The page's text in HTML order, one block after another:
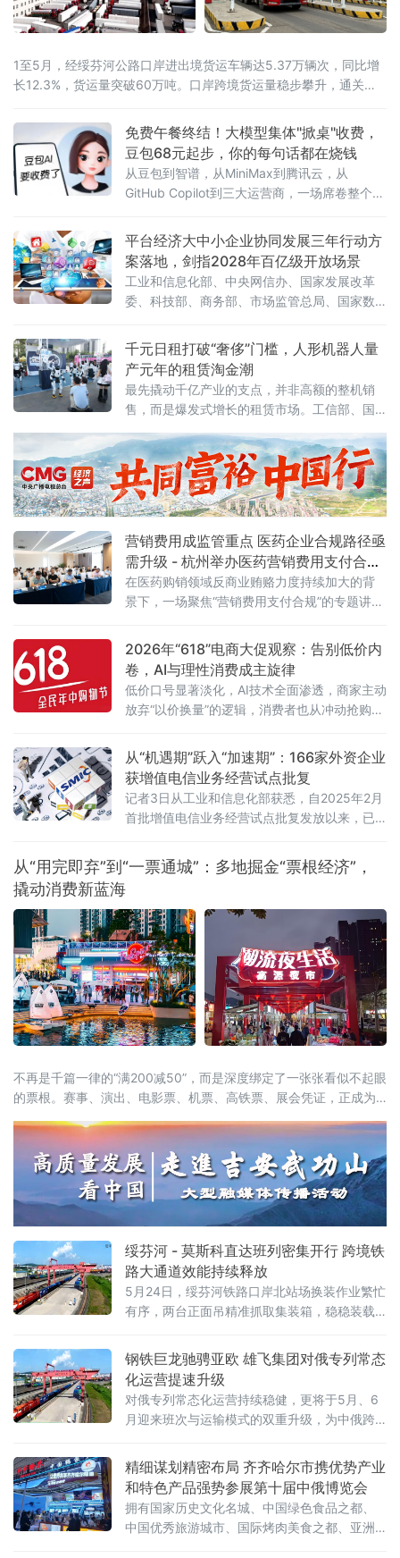
1至5月，经绥芬河公路口岸进出境货运车辆达5.37万辆次，同比增
长12.3%，货运量突破60万吨。口岸跨境货运量稳步攀升，通关车
免费午餐终结！大模型集体"掀桌"收费，
豆包68元起步，你的每句话都在烧钱
从豆包到智谱，从MiniMax到腾讯云，从
GitHub Copilot到三大运营商，一场席卷整个AI
时代"最后的残垣。《人民日报》今日刊发读者
点题文章，直指核心之问：大模型收费，合理
吗？答案藏在一组令人咋舌的数字里。一、账
单爆发：日均140万亿
平台经济大中小企业协同发展三年行动方
案落地，剑指2028年百亿级开放场景
工业和信息化部、中央网信办、国家发展改革
委、科技部、商务部、市场监管总局、国家数
业协同发展行动方案（2026—2028年）》（工
信部联信管〔2026〕119号），以系统性制度
设计打通大中小企业融通堵点，为平台经济转
型升级按下"加速键"。关键数据亮眼：三批清
单、百个试点、六十个场景方案明确，到2028
年，平台经济大中小企业协同发
千元日租打破“奢侈”门槛，人形机器人量
产元年的租赁淘金潮
最先撬动千亿产业的支点，并非高额的整机销
售，而是爆发式增长的租赁市场。工信部、国
2026年度人形机器人与具身智能实
营销费用成监管重点 医药企业合规路径亟
需升级 - 杭州举办医药营销费用支付合规
专题讲座
在医药购销领域反商业贿赂力度持续加大的背
景下，一场聚焦“营销费用支付合规”的专题讲座
及合规服务等产业链各环节的50余位企业代
表，围绕两高最新司法解释及行业纠风工作要
求，深入探讨合规经营与风险防控的实践路
径。6月5日，由杭州金华商会食品药品分会主
办、药闻天下与和泽医药承办的“医药企业营销
2026年“618”电商大促观察：告别低价内
卷，AI与理性消费成主旋律
低价口号显著淡化，AI技术全面渗透，商家主动
放弃“以价换量”的逻辑，消费者也从冲动抢购转
从“机遇期”跃入“加速期”：166家外资企业
获增值电信业务经营试点批复
记者3日从工业和信息化部获悉，自2025年2月
首批增值电信业务经营试点批复发放以来，已
展互联网数据中心、互联网接入服务、信息服
务等增值电信业务。这被看作是我国主动对接
的重要进展。在试点数量快速扩容的
从“用完即弃”到“一票通城”：多地掘金“票根经济”，
撬动消费新蓝海
不再是千篇一律的“满200减50”，而是深度绑定了一张张看似不起眼
的票根。赛事、演出、电影票、机票、高铁票、展会凭证，正成为
心的新浪潮，正试图通过一张张电子或纸质票根，精准捕捉城市里
的“短暂流量”，并将其转化为实实在在的“消费留量”。一张票根解锁
全城：消费场景
绥芬河 - 莫斯科直达班列密集开行 跨境铁
路大通道效能持续释放
5月24日，绥芬河铁路口岸北站场换装作业繁忙
有序，两台正面吊精准抓取集装箱，稳稳装载
二、三列“绥芬河—莫斯科”直达班列完成编组，
即将满载110个集装箱、货值超5000万元人民
币的货物启程赴俄，标志着绥芬河口岸跨境铁
路运能实现新跃升。
钢铁巨龙驰骋亚欧 雄飞集团对俄专列常态
化运营提速升级
对俄专列常态化运营持续稳健，更将于5月、6
月迎来班次与运输模式的双重升级，为中俄跨
精细谋划精密布局 齐齐哈尔市携优势产业
和特色产品强势参展第十届中俄博览会
拥有国家历史文化名城、中国绿色食品之都、
中国优秀旅游城市、国际烤肉美食之都、亚洲